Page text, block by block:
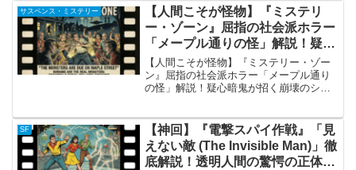
ローズ』は、2006年から放送されたSFサ
スペ...
サスペンス・ミステリー
【人間こそが怪物】『ミステリ
ー・ゾーン』屈指の社会派ホラー
「メープル通りの怪」解説！疑心
暗鬼が招く崩壊のシナリオ
【人間こそが怪物】『ミステリー・ゾー
ン』屈指の社会派ホラー「メープル通り
の怪」解説！疑心暗鬼が招く崩壊のシナ
やってくる（The Monsters Are Due ...
SF
【神回】『電撃スパイ作戦』「見
えない敵 (The Invisible Man)」徹
底解説！透明人間の驚愕の正体と